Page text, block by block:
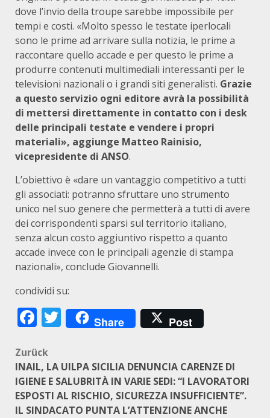
dove l’invio della troupe sarebbe impossibile per
tempi e costi. «Molto spesso le testate iperlocali
sono le prime ad arrivare sulla notizia, le prime a
raccontare quello accade e per questo le prime a
produrre contenuti multimediali interessanti per le
televisioni nazionali o i grandi siti generalisti. Grazie
a questo servizio ogni editore avrà la possibilità
di mettersi direttamente in contatto con i desk
delle principali testate e vendere i propri
materiali», aggiunge Matteo Rainisio,
vicepresidente di ANSO.
L’obiettivo è «dare un vantaggio competitivo a tutti
gli associati: potranno sfruttare uno strumento
unico nel suo genere che permetterà a tutti di avere
dei corrispondenti sparsi sul territorio italiano,
senza alcun costo aggiuntivo rispetto a quanto
accade invece con le principali agenzie di stampa
nazionali», conclude Giovannelli.
condividi su:
Facebook
Twitter
Share Post
Beitragsnavigation
Zurück
INAIL, LA UILPA SICILIA DENUNCIA CARENZE DI
IGIENE E SALUBRITÀ IN VARIE SEDI: “I LAVORATORI
ESPOSTI AL RISCHIO, SICUREZZA INSUFFICIENTE”.
IL SINDACATO PUNTA L’ATTENZIONE ANCHE